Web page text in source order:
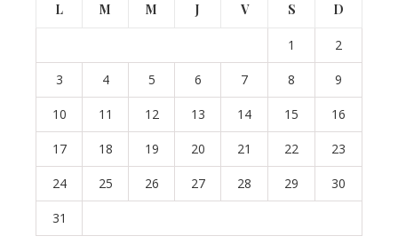
L M M J V S D
1 2
3 4 5 6 7 8 9
10 11 12 13 14 15 16
17 18 19 20 21 22 23
24 25 26 27 28 29 30
31